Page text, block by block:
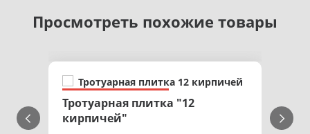
Просмотреть похожие товары
Тротуарная плитка "12
кирпичей"